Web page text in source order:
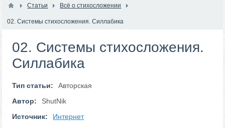
Статьи Всё о стихосложении
02. Системы стихосложения. Силлабика
02. Системы стихосложения.
Силлабика
Тип статьи:
Авторская
Автор:
ShutNik
Источник:
Интернет